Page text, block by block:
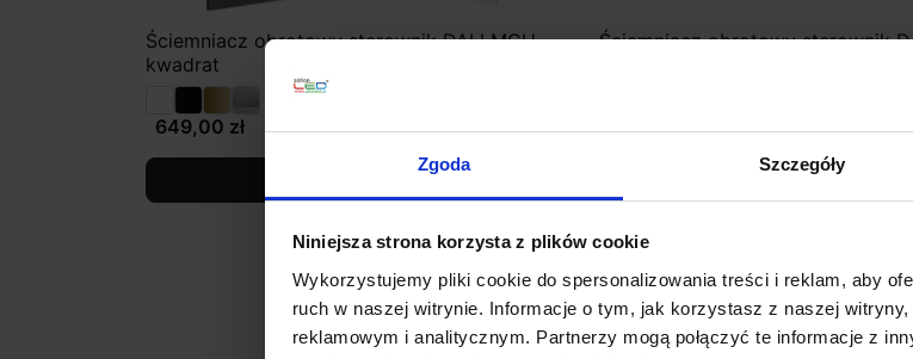
Zgoda Szczegóły
Niniejsza strona korzysta z plików cookie
Wykorzystujemy pliki cookie do spersonalizowania treści i reklam, aby
ruch w naszej witrynie. Informacje o tym, jak korzystasz z naszej
reklamowym i analitycznym. Partnerzy mogą połączyć te informacje z
Ściemniacz obrotowy sterownik DALI MCU
kwadrat
649,00 zł
Zobacz szczegóły
Ściemniacz obrotowy sterownik
649,00 zł
Zobacz szczegóły